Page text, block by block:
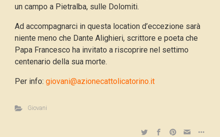
un campo a Pietralba, sulle Dolomiti.
Ad accompagnarci in questa location d’eccezione sarà
niente meno che Dante Alighieri, scrittore e poeta che
Papa Francesco ha invitato a riscoprire nel settimo
centenario della sua morte.
Per info: giovani@azionecattolicatorino.it
Giovani